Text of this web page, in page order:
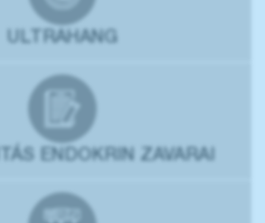
ULTRAHANG
ENDOKRIN ZAVARAI